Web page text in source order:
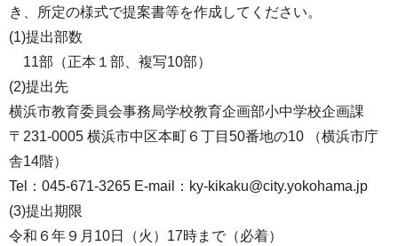
き、所定の様式で提案書等を作成してください。
(1)提出部数
11部（正本１部、複写10部）
(2)提出先
横浜市教育委員会事務局学校教育企画部小中学校企画課
〒231-0005 横浜市中区本町６丁目50番地の10 （横浜市庁
舎14階）
Tel：045-671-3265 E-mail：ky-kikaku@city.yokohama.jp
(3)提出期限
令和６年９月10日（火）17時まで（必着）